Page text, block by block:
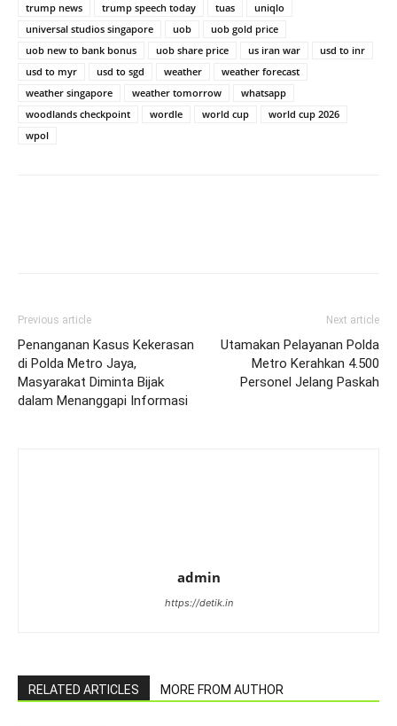
trump news trump speech today tuas
uniqlo
universal studios singapore
uob
uob gold price
uob new to bank bonus
uob share price us iran war
usd to inr
usd to myr
usd to sgd weather
weather forecast
weather singapore
weather tomorrow
whatsapp
woodlands checkpoint
wordle world cup
world cup 2026
wpol
Previous article
Penanganan Kasus Kekerasan
di Polda Metro Jaya,
Masyarakat Diminta Bijak
dalam Menanggapi Informasi
Next article
Utamakan Pelayanan Polda
Metro Kerahkan 4.500
Personel Jelang Paskah
admin
https://detik.in
RELATED ARTICLES MORE FROM AUTHOR